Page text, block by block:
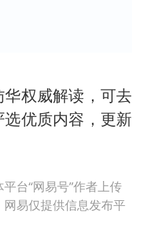
权威解读，可去
优质内容，更新
台“网易号”作者上传
易仅提供信息发布平